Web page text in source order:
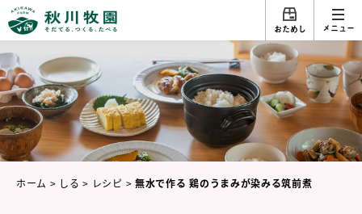
おためし メニュー
ホーム > しる > レシピ > 無水で作る 鶏のうまみが染みる筑前煮